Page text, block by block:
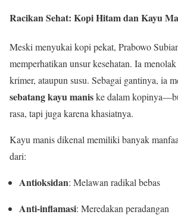
Racikan Sehat: Kopi Hitam dan Kayu
Meski menyukai kopi pekat, Prabowo
memperhatikan unsur kesehatan. Ia
krimer, ataupun susu. Sebagai gantinya, ia
sebatang kayu maniske dalam
rasa, tapi juga karena khasiatnya.
Kayu manis dikenal memiliki banyak
dari:
Antioksidan: Melawan radikal bebas
Anti-inflamasi: Meredakan peradangan